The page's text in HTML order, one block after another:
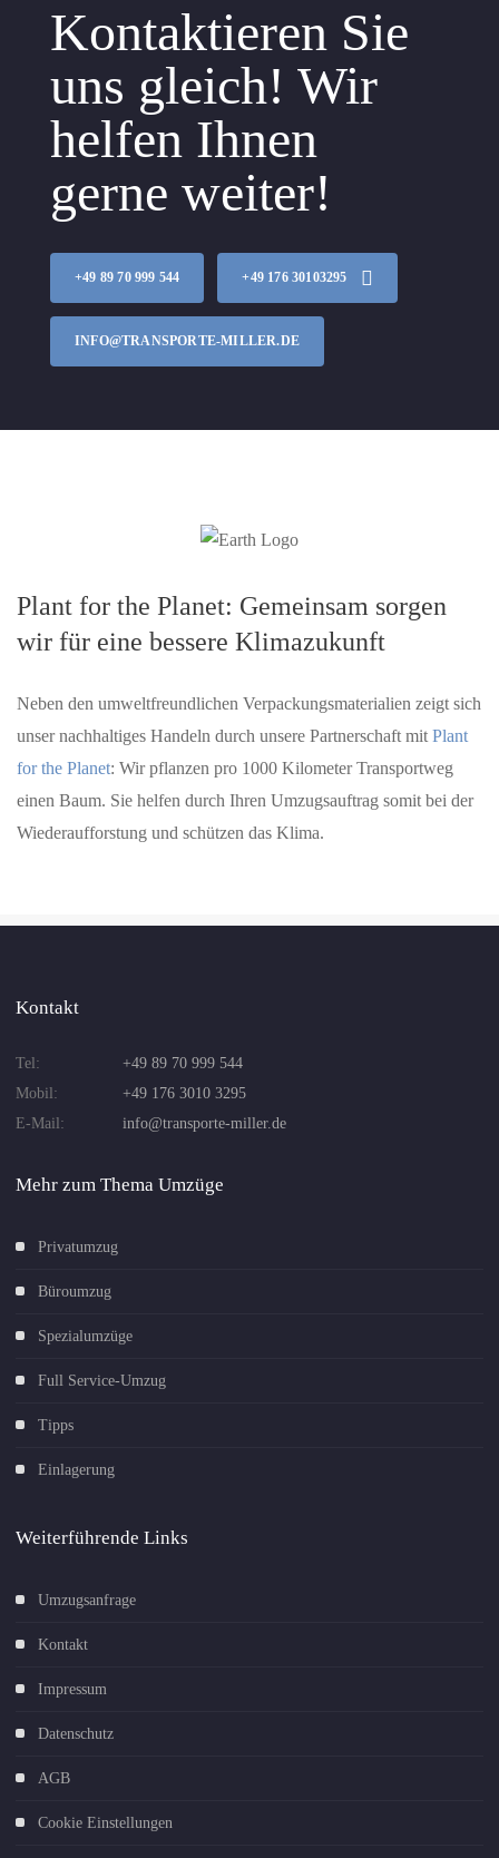
Kontaktieren Sie
uns gleich! Wir
helfen Ihnen
gerne weiter!
+49 89 70 999 544 +49 176 30103295
INFO@TRANSPORTE-MILLER.DE
Plant for the Planet: Gemeinsam sorgen
wir für eine bessere Klimazukunft
Neben den umweltfreundlichen Verpackungsmaterialien zeigt sich
unser nachhaltiges Handeln durch unsere Partnerschaft mit Plant
for the Planet: Wir pflanzen pro 1000 Kilometer Transportweg
einen Baum. Sie helfen durch Ihren Umzugsauftrag somit bei der
Wiederaufforstung und schützen das Klima.
Kontakt
Tel:
+49 89 70 999 544
Mobil:
+49 176 3010 3295
E-Mail:
info@transporte-miller.de
Mehr zum Thema Umzüge
Privatumzug
Büroumzug
Spezialumzüge
Full Service-Umzug
Tipps
Einlagerung
Weiterführende Links
Umzugsanfrage
Kontakt
Impressum
Datenschutz
AGB
Cookie Einstellungen